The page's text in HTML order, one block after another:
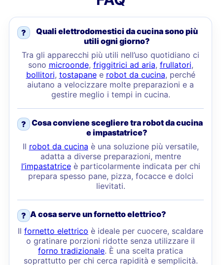
?
Quali elettrodomestici da cucina sono più
utili ogni giorno?
Tra gli apparecchi più utili nell’uso quotidiano ci
sono microonde, friggitrici ad aria, frullatori,
bollitori, tostapanee robot da cucina, perché
aiutano a velocizzare molte preparazioni e a
gestire meglio i tempi in cucina.
? Cosa conviene scegliere tra robot da cucina
e impastatrice?
Il robot da cucina è una soluzione più versatile,
adatta a diverse preparazioni, mentre
l’impastatriceè particolarmente indicata per chi
prepara spesso pane, pizza, focacce e dolci
lievitati.
? A cosa serve un fornetto elettrico?
Il fornetto elettrico è ideale per cuocere, scaldare
o gratinare porzioni ridotte senza utilizzare il
forno tradizionale. È una scelta pratica
soprattutto per chi cerca rapidità e semplicità.